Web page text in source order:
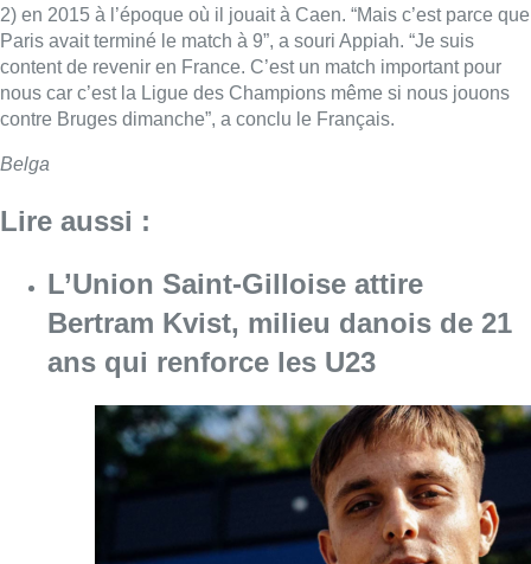
2) en 2015 à l’époque où il jouait à Caen. “Mais c’est parce que
Paris avait terminé le match à 9”, a souri Appiah. “Je suis
content de revenir en France. C’est un match important pour
nous car c’est la Ligue des Champions même si nous jouons
contre Bruges dimanche”, a conclu le Français.
Belga
Lire aussi :
L’Union Saint-Gilloise attire
Bertram Kvist, milieu danois de 21
ans qui renforce les U23